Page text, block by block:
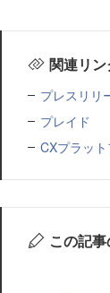
関連リン
プレスリリ
プレイド
CXプラット
この記